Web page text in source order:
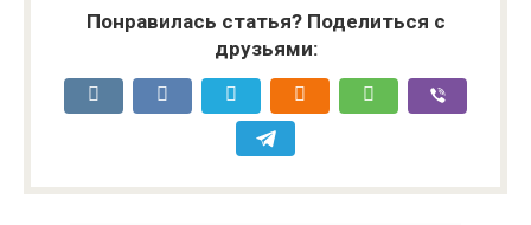
Понравилась статья? Поделиться с
друзьями: